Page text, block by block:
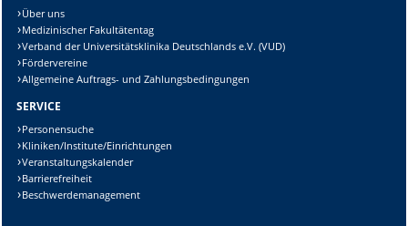
Über uns
Medizinischer Fakultätentag
Verband der Universitätsklinika Deutschlands e.V. (VUD)
Fördervereine
Allgemeine Auftrags- und Zahlungsbedingungen
SERVICE
Personensuche
Kliniken/Institute/Einrichtungen
Veranstaltungskalender
Barrierefreiheit
Beschwerdemanagement